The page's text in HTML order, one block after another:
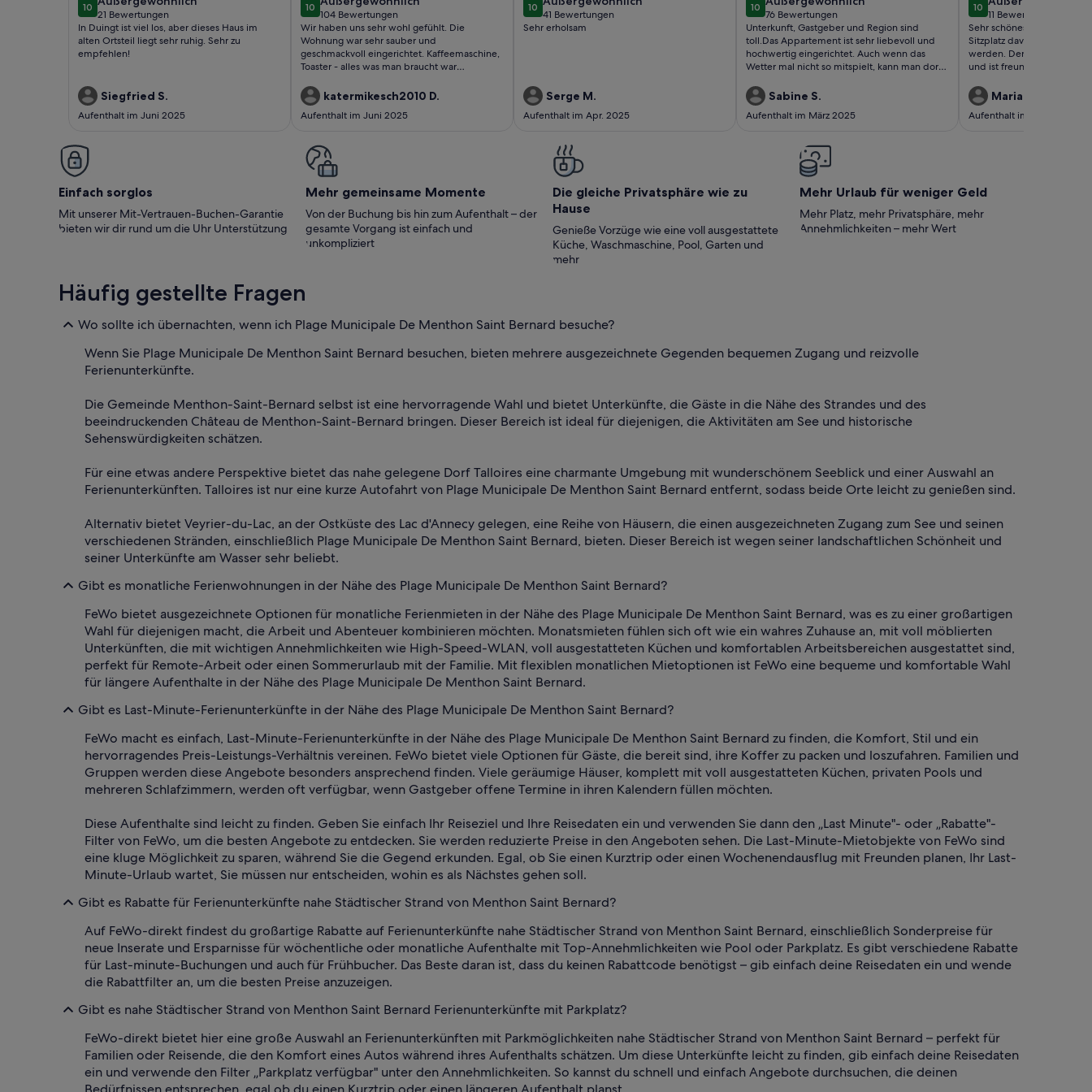
ruhige Unterkunft
1010 von 10
21 Bewertungen
(21
bewertungen)
In Duingt ist viel los, aber dieses Haus im
alten Ortsteil liegt sehr ruhig. Sehr zu
empfehlen!
Siegfried S.
Aufenthalt im Juni 2025
1010 von 10
104 Bewertungen
(104
bewertungen)
Wir haben uns sehr wohl gefühlt. Die
Wohnung war sehr sauber und
geschmackvoll eingerichtet. Kaffeemaschine,
Toaster - alles was man braucht war
nett und hilfsbereit und hat uns mit vielen
Tipps und Karten versorgt.Die Landschaft ist
wunderschön!!! Der Hammer !Wir haben uns
katermikesch2010 D.
Aufenthalt im Juni 2025
1010 von 10
41 Bewertungen
(41
Sehr erholsam
Serge M.
Aufenthalt im Apr. 2025
1010 von 10
76 Bewertungen
(76
bewertungen)
Unterkunft, Gastgeber und Region sind
toll.Das Appartement ist sehr liebevoll und
hochwertig eingerichtet. Auch wenn das
Wetter mal nicht so mitspielt, kann man dort
sind sehr freundlich und geben gute Tipps
für Unternehmungen.
Sabine S.
Aufenthalt im März 2025
1010 von 10
11 Bewertungen
(11
bewertungen)
Sehr schönes
Sitzplatz davor. Der Garten
werden. Der Vermieter
und ist freundlich und
schnell auf und abgebaut
und sauber ausgestattet.
Marianne H.
Aufenthalt im Juli 2024
Einfach sorglos
Mit unserer Mit-Vertrauen-Buchen-Garantie
bieten wir dir rund um die Uhr Unterstützung
Mehr gemeinsame Momente
Von der Buchung bis hin zum Aufenthalt – der
gesamte Vorgang ist einfach und
unkompliziert
Die gleiche Privatsphäre wie zu
Hause
Genieße Vorzüge wie eine voll ausgestattete
Küche, Waschmaschine, Pool, Garten und
mehr
Mehr Urlaub für weniger Geld
Mehr Platz, mehr Privatsphäre, mehr
Annehmlichkeiten – mehr Wert
Häufig gestellte Fragen
Wo sollte ich übernachten, wenn ich Plage Municipale De Menthon Saint Bernard besuche?
Wenn Sie Plage Municipale De Menthon Saint Bernard besuchen, bieten mehrere ausgezeichnete Gegenden bequemen Zugang und reizvolle
Ferienunterkünfte.
Die Gemeinde Menthon-Saint-Bernard selbst ist eine hervorragende Wahl und bietet Unterkünfte, die Gäste in die Nähe des Strandes und des
beeindruckenden Château de Menthon-Saint-Bernard bringen. Dieser Bereich ist ideal für diejenigen, die Aktivitäten am See und historische
Sehenswürdigkeiten schätzen.
Für eine etwas andere Perspektive bietet das nahe gelegene Dorf Talloires eine charmante Umgebung mit wunderschönem Seeblick und einer Auswahl an
Ferienunterkünften. Talloires ist nur eine kurze Autofahrt von Plage Municipale De Menthon Saint Bernard entfernt, sodass beide Orte leicht zu genießen sind.
Alternativ bietet Veyrier-du-Lac, an der Ostküste des Lac d'Annecy gelegen, eine Reihe von Häusern, die einen ausgezeichneten Zugang zum See und seinen
verschiedenen Stränden, einschließlich Plage Municipale De Menthon Saint Bernard, bieten. Dieser Bereich ist wegen seiner landschaftlichen Schönheit und
seiner Unterkünfte am Wasser sehr beliebt.
Gibt es monatliche Ferienwohnungen in der Nähe des Plage Municipale De Menthon Saint Bernard?
FeWo bietet ausgezeichnete Optionen für monatliche Ferienmieten in der Nähe des Plage Municipale De Menthon Saint Bernard, was es zu einer großartigen
Wahl für diejenigen macht, die Arbeit und Abenteuer kombinieren möchten. Monatsmieten fühlen sich oft wie ein wahres Zuhause an, mit voll möblierten
Unterkünften, die mit wichtigen Annehmlichkeiten wie High-Speed-WLAN, voll ausgestatteten Küchen und komfortablen Arbeitsbereichen ausgestattet sind,
perfekt für Remote-Arbeit oder einen Sommerurlaub mit der Familie. Mit flexiblen monatlichen Mietoptionen ist FeWo eine bequeme und komfortable Wahl
für längere Aufenthalte in der Nähe des Plage Municipale De Menthon Saint Bernard.
Gibt es Last-Minute-Ferienunterkünfte in der Nähe des Plage Municipale De Menthon Saint Bernard?
FeWo macht es einfach, Last-Minute-Ferienunterkünfte in der Nähe des Plage Municipale De Menthon Saint Bernard zu finden, die Komfort, Stil und ein
hervorragendes Preis-Leistungs-Verhältnis vereinen. FeWo bietet viele Optionen für Gäste, die bereit sind, ihre Koffer zu packen und loszufahren. Familien und
Gruppen werden diese Angebote besonders ansprechend finden. Viele geräumige Häuser, komplett mit voll ausgestatteten Küchen, privaten Pools und
mehreren Schlafzimmern, werden oft verfügbar, wenn Gastgeber offene Termine in ihren Kalendern füllen möchten.
Diese Aufenthalte sind leicht zu finden. Geben Sie einfach Ihr Reiseziel und Ihre Reisedaten ein und verwenden Sie dann den „Last Minute"- oder „Rabatte"-
Filter von FeWo, um die besten Angebote zu entdecken. Sie werden reduzierte Preise in den Angeboten sehen. Die Last-Minute-Mietobjekte von FeWo sind
eine kluge Möglichkeit zu sparen, während Sie die Gegend erkunden. Egal, ob Sie einen Kurztrip oder einen Wochenendausflug mit Freunden planen, Ihr Last-
Minute-Urlaub wartet, Sie müssen nur entscheiden, wohin es als Nächstes gehen soll.
Gibt es Rabatte für Ferienunterkünfte nahe Städtischer Strand von Menthon Saint Bernard?
Auf FeWo-direkt findest du großartige Rabatte auf Ferienunterkünfte nahe Städtischer Strand von Menthon Saint Bernard, einschließlich Sonderpreise für
neue Inserate und Ersparnisse für wöchentliche oder monatliche Aufenthalte mit Top-Annehmlichkeiten wie Pool oder Parkplatz. Es gibt verschiedene Rabatte
für Last-minute-Buchungen und auch für Frühbucher. Das Beste daran ist, dass du keinen Rabattcode benötigst – gib einfach deine Reisedaten ein und wende
die Rabattfilter an, um die besten Preise anzuzeigen.
Gibt es nahe Städtischer Strand von Menthon Saint Bernard Ferienunterkünfte mit Parkplatz?
FeWo-direkt bietet hier eine große Auswahl an Ferienunterkünften mit Parkmöglichkeiten nahe Städtischer Strand von Menthon Saint Bernard – perfekt für
Familien oder Reisende, die den Komfort eines Autos während ihres Aufenthalts schätzen. Um diese Unterkünfte leicht zu finden, gib einfach deine Reisedaten
ein und verwende den Filter „Parkplatz verfügbar" unter den Annehmlichkeiten. So kannst du schnell und einfach Angebote durchsuchen, die deinen